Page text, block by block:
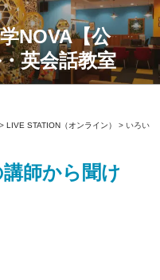
NOVA【公
英会話教室
> LIVE STATION（オンライン） > いろい
師から聞け